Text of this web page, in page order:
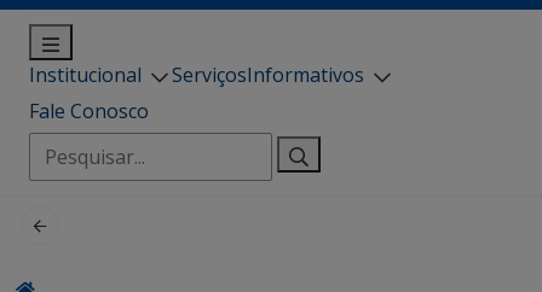
Institucional ServiçosInformativos
Fale Conosco
Pesquisar
por: